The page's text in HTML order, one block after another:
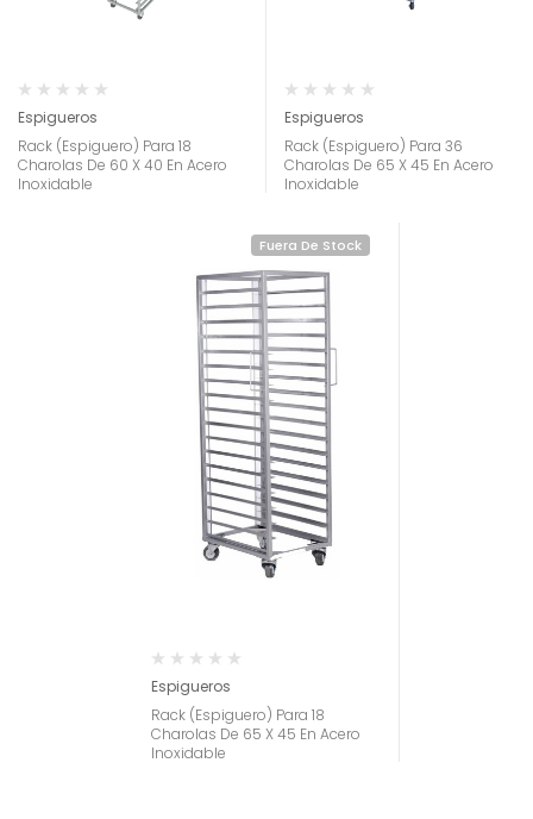
Espigueros
Rack (Espiguero) Para 18
Charolas De 60 X 40 En Acero
Inoxidable
Espigueros
Rack (Espiguero) Para 36
Charolas De 65 X 45 En Acero
Inoxidable
Fuera De Stock
Espigueros
Rack (Espiguero) Para 18
Charolas De 65 X 45 En Acero
Inoxidable